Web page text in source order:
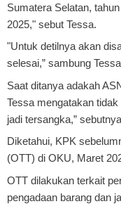
Sumatera Selatan,
2025," sebut Tessa.
"Untuk detilnya akan
selesai,” sambung
Saat ditanya adakah
Tessa mengatakan tidak
jadi tersangka,”
Diketahui, KPK
(OTT) di OKU, Maret
OTT dilakukan terkait
pengadaan barang dan